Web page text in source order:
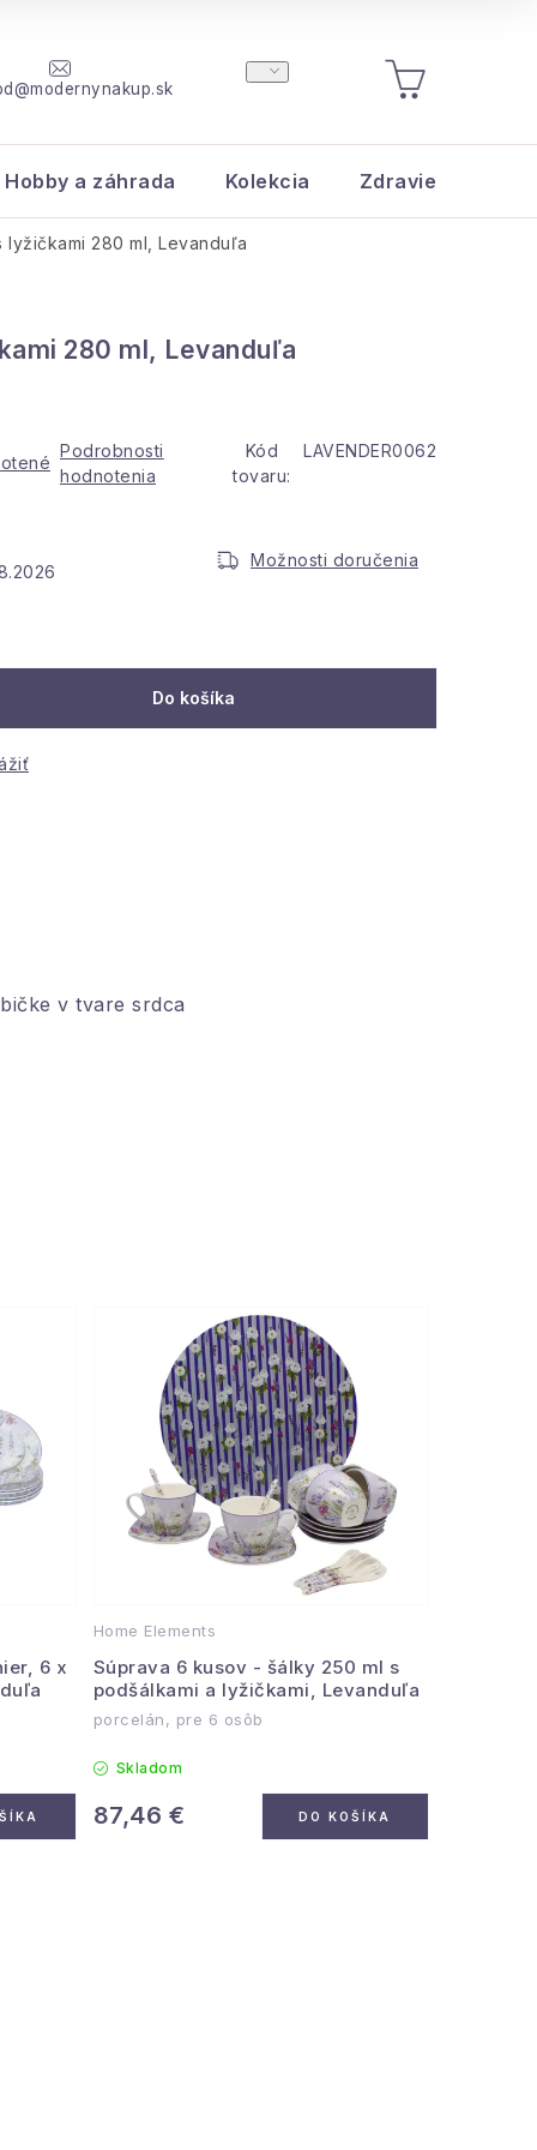
NÁKUPNÝ
KOŠÍK
Hobby a záhrada Kolekcia Zdravie a krása
lyžičkami 280 ml, Levanduľa
280 ml, Levanduľa
Podrobnosti
hodnotenia
Kód
tovaru:
LAVENDER0062
Možnosti doručenia
Do košíka
v tvare srdca
6 x
Home Elements
Súprava 6 kusov - šálky 250 ml s
podšálkami a lyžičkami, Levanduľa
porcelán, pre 6 osôb
Skladom
87,46 € DO KOŠÍKA